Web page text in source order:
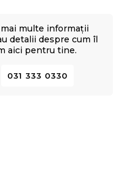
multe informații
detalii despre cum îl
aici pentru tine.
031 333 0330